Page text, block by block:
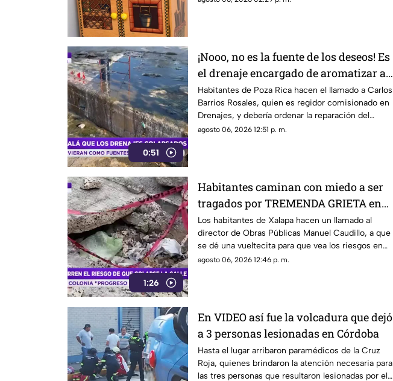
0:51
¡Nooo, no es la fuente de los deseos! Es
el drenaje encargado de aromatizar a
Poza Rica
Habitantes de Poza Rica hacen el llamado a Carlos
Barrios Rosales, quien es regidor comisionado en
Drenajes, y debería ordenar la reparación del
problema que causa malos olores.
agosto 06, 2026 12:51 p. m.
1:26
Habitantes caminan con miedo a ser
tragados por TREMENDA GRIETA en
Xalapa
Los habitantes de Xalapa hacen un llamado al
director de Obras Públicas Manuel Caudillo, a que
se dé una vueltecita para que vea los riesgos en
Xalapa.
agosto 06, 2026 12:46 p. m.
En VIDEO así fue la volcadura que dejó
a 3 personas lesionadas en Córdoba
Hasta el lugar arribaron paramédicos de la Cruz
Roja, quienes brindaron la atención necesaria para
las tres personas que resultaron lesionadas por el